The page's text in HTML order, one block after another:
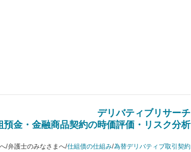
デリバティブリサーチ
預金・金融商品契約の時価評価・リスク分析
/弁護士のみなさまへ/仕組債の仕組み/為替デリバティブ取引契約